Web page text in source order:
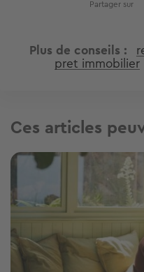
Partager sur
Plus de conseils
pret immobilier
Ces articles
Image